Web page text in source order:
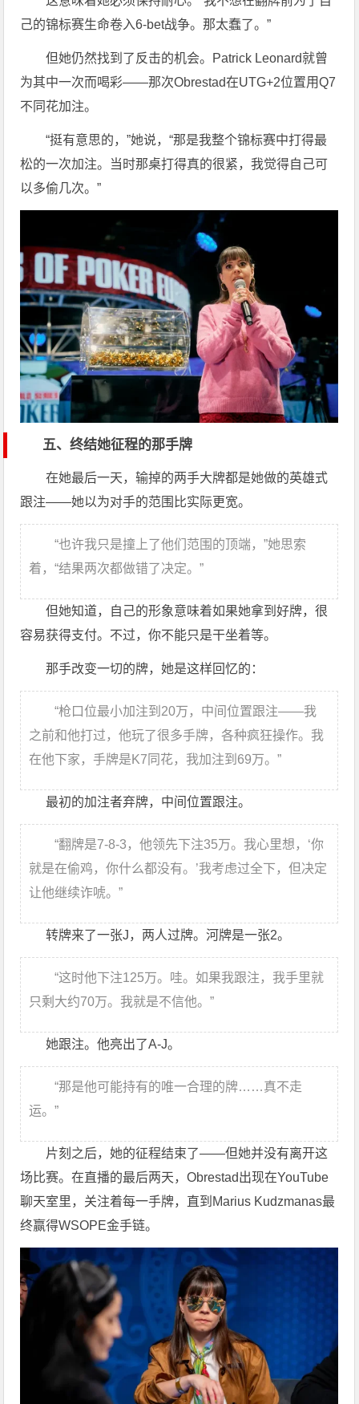
己的锦标赛生命卷入6-bet战争。那太蠢了。”
但她仍然找到了反击的机会。Patrick Leonard就曾
为其中一次而喝彩——那次Obrestad在UTG+2位置用Q7
不同花加注。
“挺有意思的，”她说，“那是我整个锦标赛中打得最
松的一次加注。当时那桌打得真的很紧，我觉得自己可
以多偷几次。”
五、终结她征程的那手牌
在她最后一天，输掉的两手大牌都是她做的英雄式
跟注——她以为对手的范围比实际更宽。
“也许我只是撞上了他们范围的顶端，”她思索
着，“结果两次都做错了决定。”
但她知道，自己的形象意味着如果她拿到好牌，很
容易获得支付。不过，你不能只是干坐着等。
那手改变一切的牌，她是这样回忆的：
“枪口位最小加注到20万，中间位置跟注——我
之前和他打过，他玩了很多手牌，各种疯狂操作。我
在他下家，手牌是K7同花，我加注到69万。”
最初的加注者弃牌，中间位置跟注。
“翻牌是7-8-3，他领先下注35万。我心里想，‘你
就是在偷鸡，你什么都没有。’我考虑过全下，但决定
让他继续诈唬。”
转牌来了一张J，两人过牌。河牌是一张2。
“这时他下注125万。哇。如果我跟注，我手里就
只剩大约70万。我就是不信他。”
她跟注。他亮出了A-J。
“那是他可能持有的唯一合理的牌……真不走
运。”
片刻之后，她的征程结束了——但她并没有离开这
场比赛。在直播的最后两天，Obrestad出现在YouTube
聊天室里，关注着每一手牌，直到Marius Kudzmanas最
终赢得WSOPE金手链。